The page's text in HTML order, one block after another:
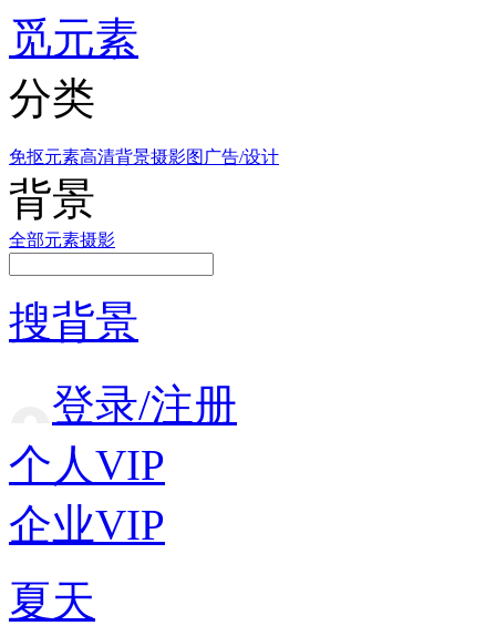
觅元素
分类
免抠元素高清背景摄影图 广告/设计
背景
全部元素摄影
搜背景
登录/注册
个人VIP
企业VIP
夏天